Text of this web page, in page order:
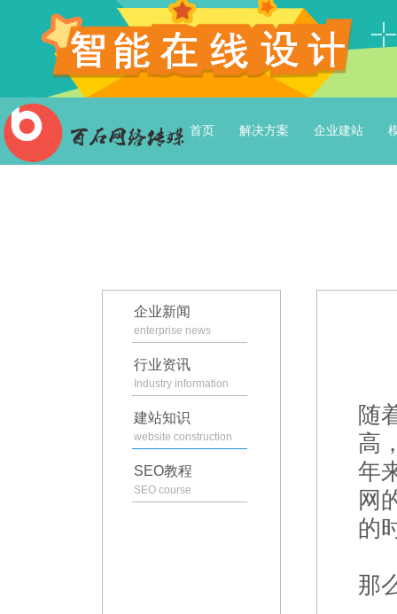
首页 解决方案 企业建站
企业新闻
enterprise news
行业资讯
Industry information
建站知识
website construction
SEO教程
SEO course
随
高
年
网
的
那